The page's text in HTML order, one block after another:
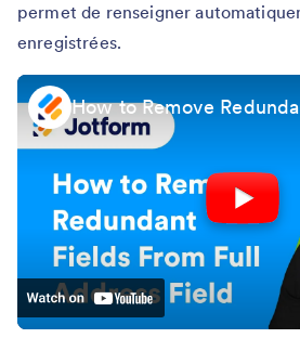
permet de renseigner
enregistrées.